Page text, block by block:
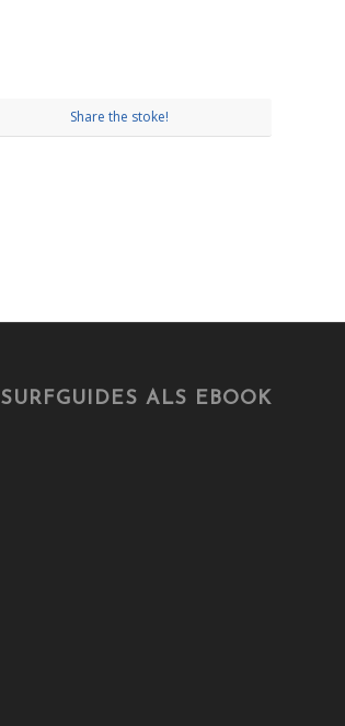
Share the stoke!
SURFGUIDES ALS EBOOK